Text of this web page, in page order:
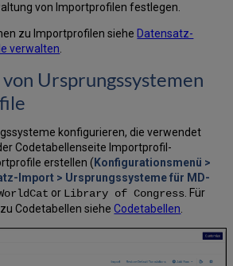
von Importprofilen festlegen.
zu Importprofilen siehe Datensatz-
verwalten
Ursprungssystemen
konfigurieren, die verwendet
Codetabellenseite Importprofil-
erstellen ( Konfigurationsmenü >
Import > Ursprungssysteme für MD-
or Library of Congress . Für
Codetabellen sieheCodetabellen